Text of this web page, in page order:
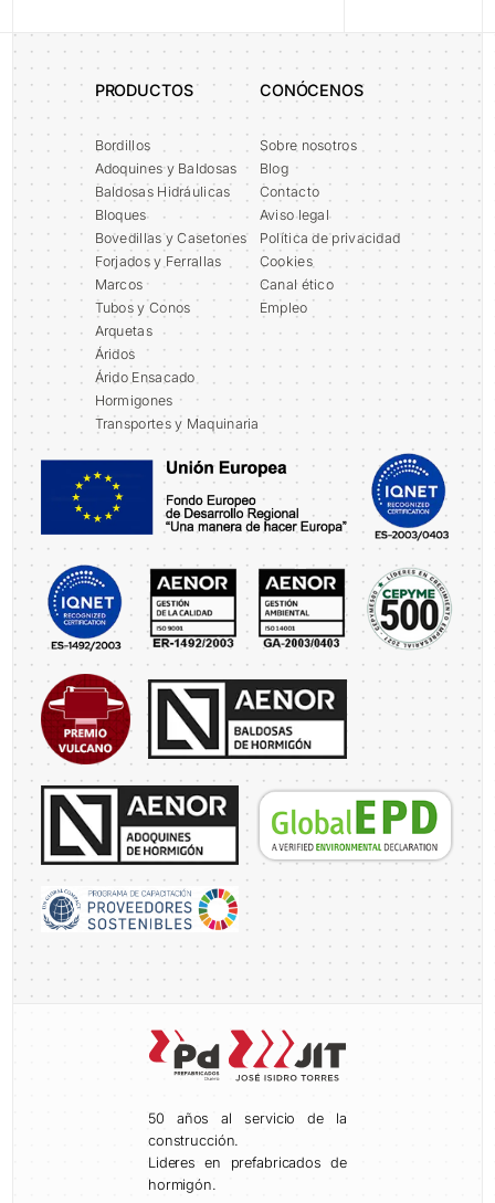
PRODUCTOS
Bordillos
Adoquines y Baldosas
Baldosas Hidráulicas
Bloques
Bovedillas y Casetones
Forjados y Ferrallas
Marcos
Tubos y Conos
Arquetas
Áridos
Árido Ensacado
Hormigones
Transportes y Maquinaria
CONÓCENOS
Sobre nosotros
Blog
Contacto
Aviso legal
Política de privacidad
Cookies
Canal ético
Empleo
50 años al servicio de la
construcción.
Lideres en prefabricados de
hormigón.